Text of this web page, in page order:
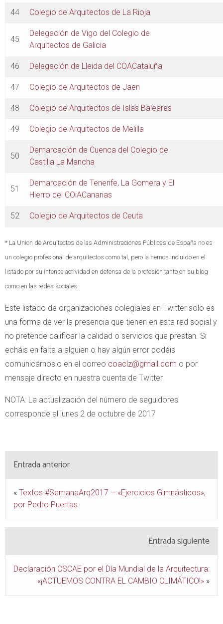
44 Colegio de Arquitectos de La Rioja
45
Delegación de Vigo del Colegio de
Arquitectos de Galicia
46 Delegación de Lleida del COACataluña
47 Colegio de Arquitectos de Jaen
48 Colegio de Arquitectos de Islas Baleares
49 Colegio de Arquitectos de Melilla
50
Demarcación de Cuenca del Colegio de
Castilla La Mancha
51
Demarcación de Tenerife, La Gomera y El
Hierro del COiACanarias
52 Colegio de Arquitectos de Ceuta
* La Union de Arquitectos de las Administraciones Públicas de España no es
un colegio profesional de arquitectos como tal, pero la hemos incluido en el
listado por su intensa actividad en defensa de la profesión tanto en su blog
como en las redes sociales.
Este listado de organizaciones colegiales en Twitter solo es
una forma de ver la presencia que tienen en esta red social y
no pretende calificar la calidad o servicios que prestan. Si
echáis en falta a alguien o hay algún error podéis
comunicárnoslo en el correo coaclz@gmail.com o por
mensaje directo en nuestra cuenta de Twitter.
NOTA: La actualización del número de seguidores
corresponde al lunes 2 de octubre de 2017
Entrada anterior
« Textos #SemanaArq2017 – «Ejercicios Gimnásticos»,
por Pedro Puertas
Entrada siguiente
Declaración CSCAE por el Día Mundial de la Arquitectura:
«¡ACTUEMOS CONTRA EL CAMBIO CLIMÁTICO!» »